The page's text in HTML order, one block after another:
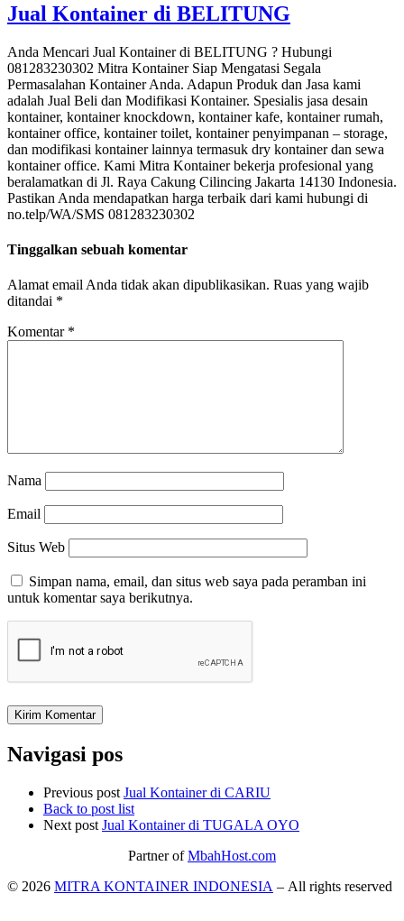
Jual Kontainer di BELITUNG
Anda Mencari Jual Kontainer di BELITUNG ? Hubungi
081283230302 Mitra Kontainer Siap Mengatasi Segala
Permasalahan Kontainer Anda. Adapun Produk dan Jasa kami
adalah Jual Beli dan Modifikasi Kontainer. Spesialis jasa desain
kontainer, kontainer knockdown, kontainer kafe, kontainer rumah,
kontainer office, kontainer toilet, kontainer penyimpanan – storage,
dan modifikasi kontainer lainnya termasuk dry kontainer dan sewa
kontainer office. Kami Mitra Kontainer bekerja profesional yang
beralamatkan di Jl. Raya Cakung Cilincing Jakarta 14130 Indonesia.
Pastikan Anda mendapatkan harga terbaik dari kami hubungi di
no.telp/WA/SMS 081283230302
Tinggalkan sebuah komentar
Alamat email Anda tidak akan dipublikasikan. Ruas yang wajib
ditandai *
Komentar *
Nama
Email
Situs Web
Simpan nama, email, dan situs web saya pada peramban ini
untuk komentar saya berikutnya.
Navigasi pos
Previous post Jual Kontainer di CARIU
Back to post list
Next post Jual Kontainer di TUGALA OYO
Partner ofMbahHost.com
© 2026 MITRA KONTAINER INDONESIA – All rights reserved